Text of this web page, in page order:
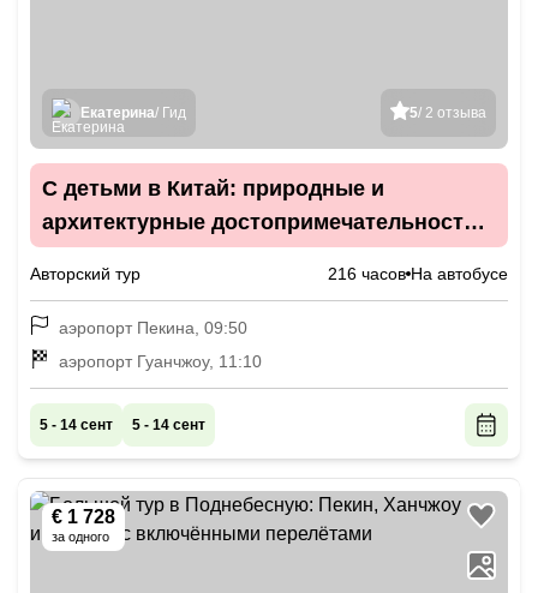
5/ 2 отзыва
Екатерина/ Гид
С детьми в Китай: природные и
архитектурные достопримечательности в
Авторский тур 216 часов На автобусе
аэропорт Пекина, 09:50
аэропорт Гуанчжоу, 11:10
5 - 14 сент 5 - 14 сент
€ 1 728
за одного